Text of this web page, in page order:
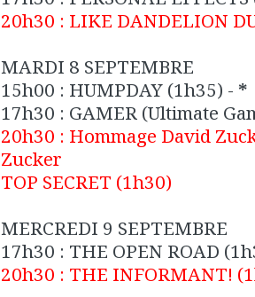
20h30 : LIKE DANDELION
MARDI 8 SEPTEMBRE
15h00 : HUMPDAY (1h35) - *
17h30 : GAMER (Ultimate
20h30 : Hommage David
Zucker
TOP SECRET (1h30)
MERCREDI 9 SEPTEMBRE
17h30 : THE OPEN ROAD
20h30 : THE INFORMANT!